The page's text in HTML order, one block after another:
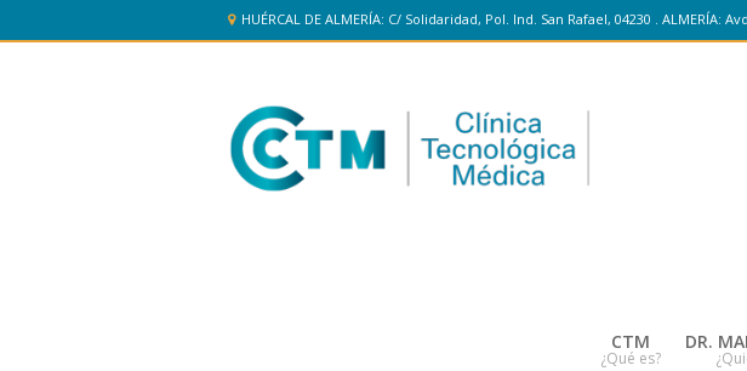
HUÉRCAL DE ALMERÍA: C/ Solidaridad, Pol. Ind. San Rafael, 04230 . ALMERÍA:
CTM
¿Qué es?
DR.